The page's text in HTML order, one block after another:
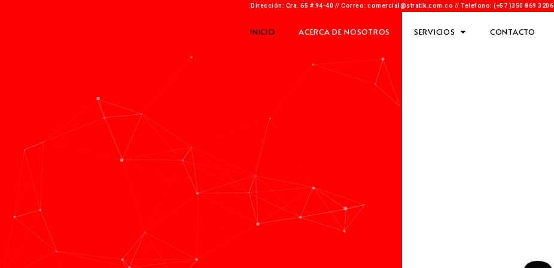
Dirección: Cra. 65 # 94-40 // Correo: comercial@stratik.com.co​​ // Telefono: (+57 )350 869 3206
INICIO ACERCA DE NOSOTROS SERVICIOS CONTACTO